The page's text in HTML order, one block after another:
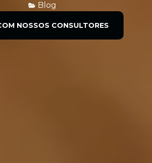
Blog
NOSSOS CONSULTORES